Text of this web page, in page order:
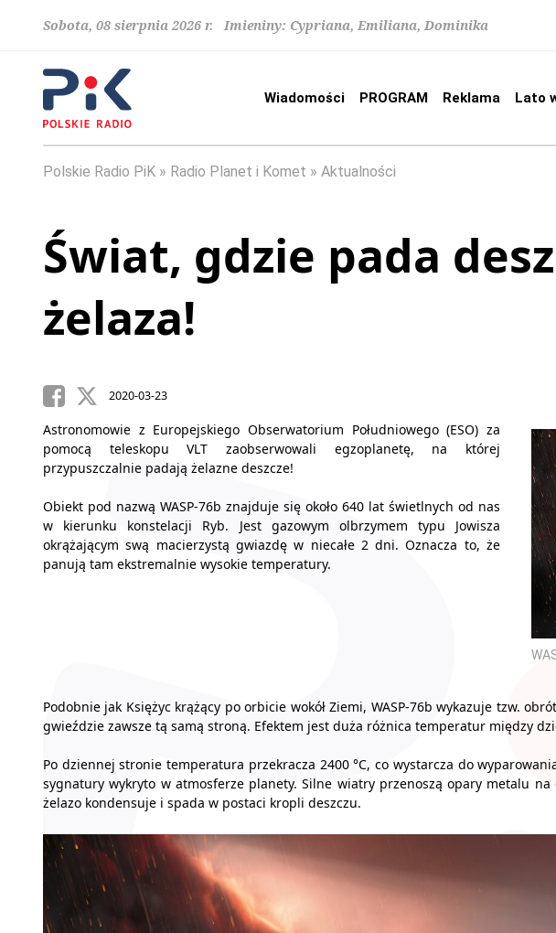
Sobota, 08 sierpnia 2026 r. Imieniny: Cypriana, Emiliana, Dominika
Wiadomości PROGRAM Reklama Lato
Polskie Radio PiK Radio Planet i Komet Aktualności
Świat, gdzie pada
żelaza!
2020-03-23
Astronomowie z Europejskiego Obserwatorium Południowego (ESO) za
pomocą teleskopu VLT zaobserwowali egzoplanetę, na której
przypuszczalnie padają żelazne deszcze!
Obiekt pod nazwą WASP-76b znajduje się około 640 lat świetlnych od nas
w kierunku konstelacji Ryb. Jest gazowym olbrzymem typu Jowisza
okrążającym swą macierzystą gwiazdę w niecałe 2 dni. Oznacza to, że
panują tam ekstremalnie wysokie temperatury.
Podobnie jak Księżyc krążący po orbicie wokół Ziemi, WASP-76b wykazuje tzw.
gwieździe zawsze tą samą stroną. Efektem jest duża różnica temperatur między
Po dziennej stronie temperatura przekracza 2400 °C, co wystarcza do
sygnatury wykryto w atmosferze planety. Silne wiatry przenoszą opary metalu na
żelazo kondensuje i spada w postaci kropli deszczu.